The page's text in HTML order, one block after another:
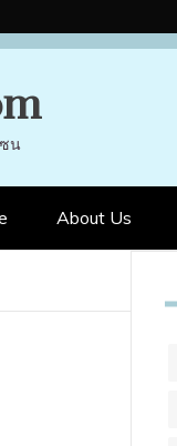
น
About Us